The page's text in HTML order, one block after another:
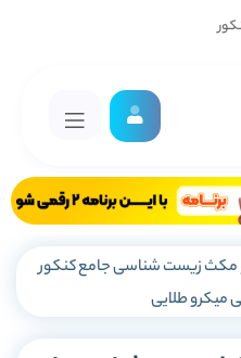
مکث زیست شناسی جامع کنکور
میکرو طلایی